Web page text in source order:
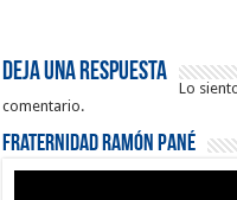
Deja una respuesta
Lo
comentario.
Fraternidad Ramón Pané